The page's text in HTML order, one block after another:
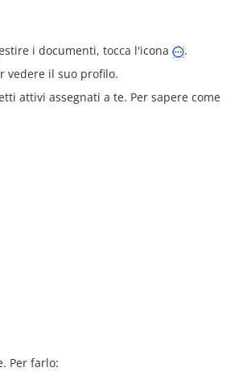
i documenti, tocca l'icona
.
vedere il suo profilo.
attivi assegnati a te. Per sapere come
Per farlo: